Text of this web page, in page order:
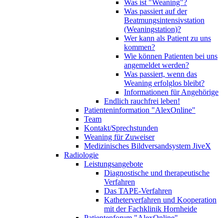
Was ist "Weaning"?
Was passiert auf der
Beatmungsintensivstation
(Weaningstation)?
Wer kann als Patient zu uns
kommen?
Wie können Patienten bei uns
angemeldet werden?
Was passiert, wenn das
Weaning erfolglos bleibt?
Informationen für Angehörige
Endlich rauchfrei leben!
Patienteninformation "AlexOnline"
Team
Kontakt/Sprechstunden
Weaning für Zuweiser
Medizinisches Bildversandsystem JiveX
Radiologie
Leistungsangebote
Diagnostische und therapeutische
Verfahren
Das TAPE-Verfahren
Katheterverfahren und Kooperation
mit der Fachklinik Hornheide